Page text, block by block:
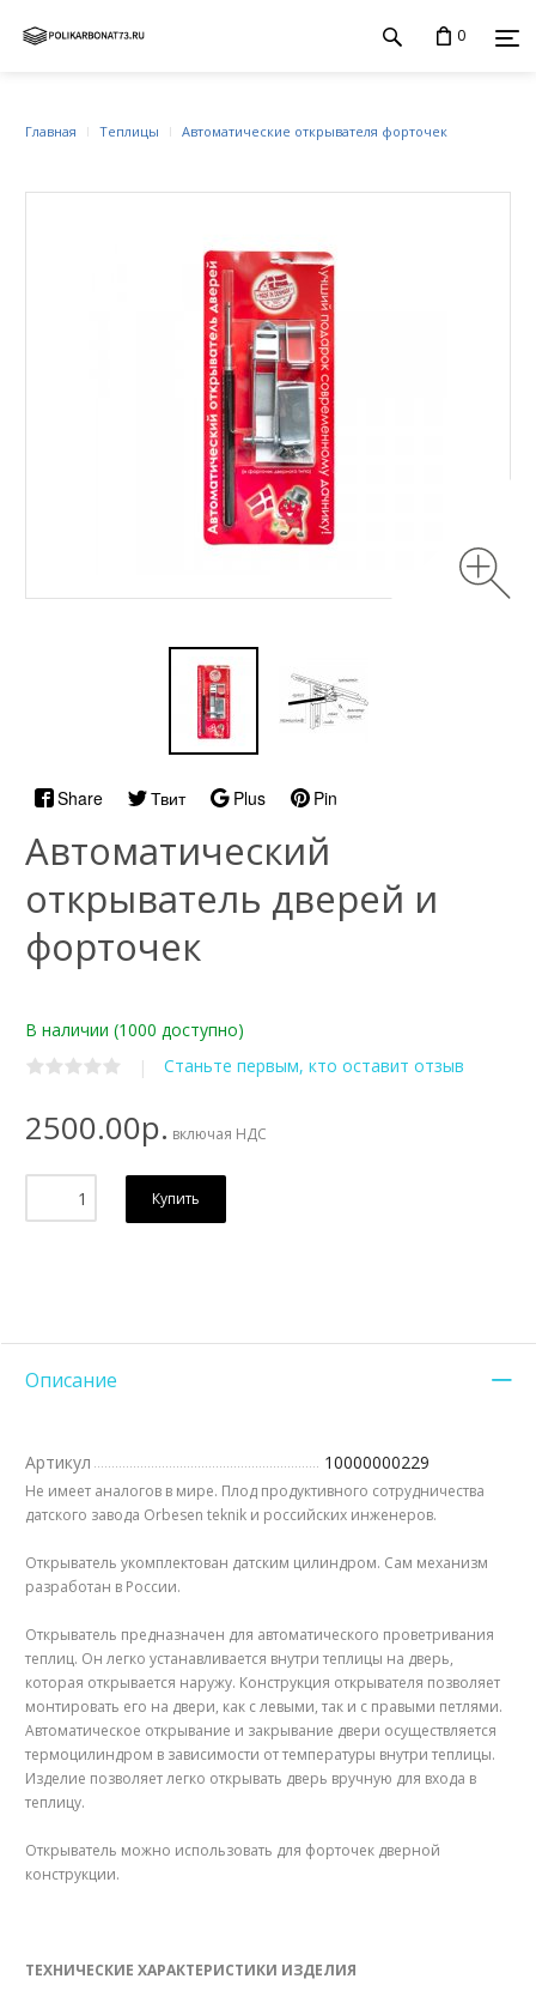
0
Share Твит Plus Pin
Главная Теплицы Автоматические открывателя форточек
Автоматический
открыватель дверей и
форточек
В наличии (1000 доступно)
|
Станьте первым, кто оставит отзыв
2500.00р. включая НДС
Купить
Описание
Артикул 10000000229
Не имеет аналогов в мире. Плод продуктивного сотрудничества
датского завода Orbesen teknik и российских инженеров.
Открыватель укомплектован датским цилиндром. Сам механизм
разработан в России.
Открыватель предназначен для автоматического проветривания
теплиц. Он легко устанавливается внутри теплицы на дверь,
которая открывается наружу. Конструкция открывателя позволяет
монтировать его на двери, как с левыми, так и с правыми петлями.
Автоматическое открывание и закрывание двери осуществляется
термоцилиндром в зависимости от температуры внутри теплицы.
Изделие позволяет легко открывать дверь вручную для входа в
теплицу.
Открыватель можно использовать для форточек дверной
конструкции.
ТЕХНИЧЕСКИЕ ХАРАКТЕРИСТИКИ ИЗДЕЛИЯ